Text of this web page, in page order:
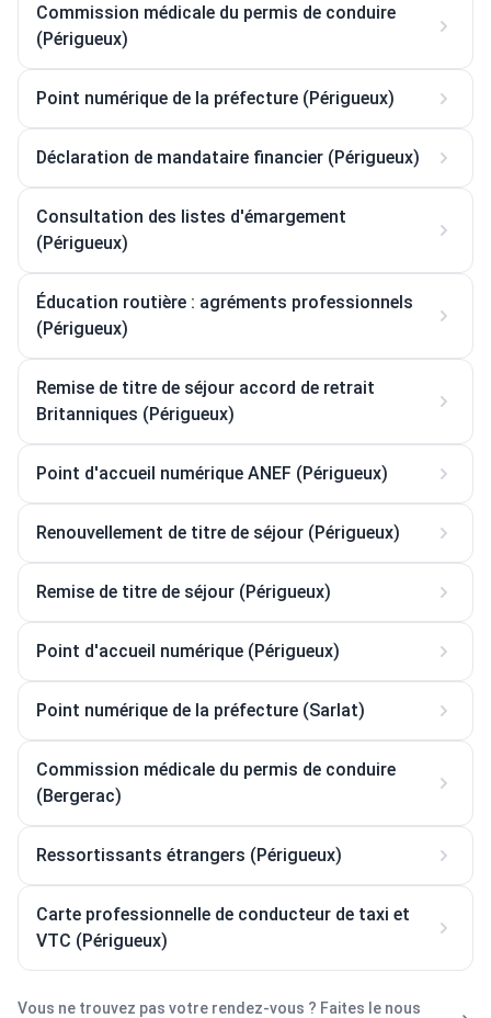
Commission médicale du permis de conduire
(Périgueux)
Point numérique de la préfecture (Périgueux)
Déclaration de mandataire financier (Périgueux)
Consultation des listes d'émargement
(Périgueux)
Éducation routière : agréments professionnels
(Périgueux)
Remise de titre de séjour accord de retrait
Britanniques (Périgueux)
Point d'accueil numérique ANEF (Périgueux)
Renouvellement de titre de séjour (Périgueux)
Remise de titre de séjour (Périgueux)
Point d'accueil numérique (Périgueux)
Point numérique de la préfecture (Sarlat)
Commission médicale du permis de conduire
(Bergerac)
Ressortissants étrangers (Périgueux)
Carte professionnelle de conducteur de taxi et
VTC (Périgueux)
Vous ne trouvez pas votre rendez-vous ? Faites le nous